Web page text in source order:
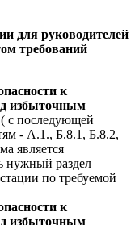
для руководителей
требований
к
избыточным
с последующей
- А.1., Б.8.1, Б.8.2,
является
нужный раздел
по требуемой
к
избыточным